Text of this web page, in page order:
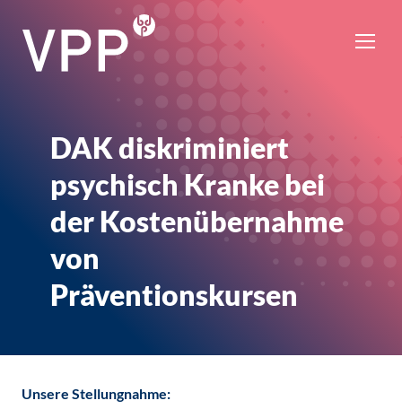
DAK diskriminiert
psychisch Kranke bei
der Kostenübernahme
von
Präventionskursen
Unsere Stellungnahme: